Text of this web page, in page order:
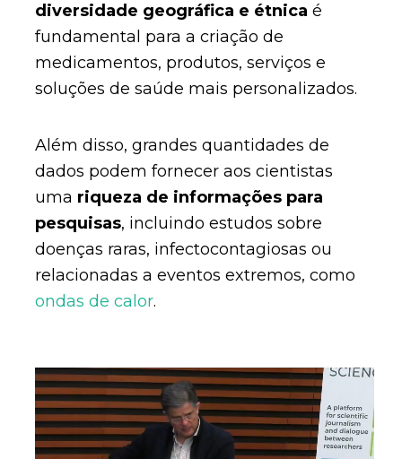
diversidade geográfica e étnica é
fundamental para a criação de
medicamentos, produtos, serviços e
soluções de saúde mais personalizados.
Além disso, grandes quantidades de
dados podem fornecer aos cientistas
uma riqueza de informações para
pesquisas, incluindo estudos sobre
doenças raras, infectocontagiosas ou
relacionadas a eventos extremos, como
ondas de calor.